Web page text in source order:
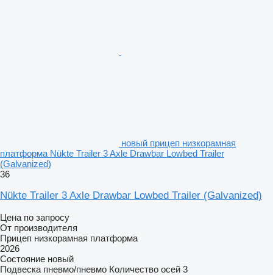
новый прицеп низкорамная
платформа Nükte Trailer 3 Axle Drawbar Lowbed Trailer
(Galvanized)
36
Nükte Trailer 3 Axle Drawbar Lowbed Trailer (Galvanized)
Цена по запросу
От производителя
Прицеп низкорамная платформа
2026
Состояние новый
Подвеска пневмо/пневмо Количество осей 3